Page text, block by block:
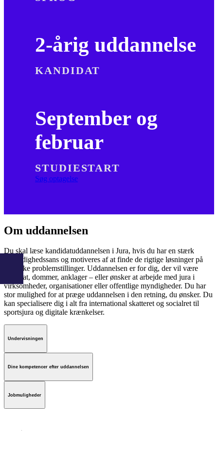
2-årig uddannelse
KANDIDAT
September og
februar
STUDIESTART
Søg optagelse
Om uddannelsen
Du skal læse kandidatuddannelsen i Jura, hvis du har en stærk
retfærdighedssans og motiveres af at finde de rigtige løsninger på
juridiske problemstillinger. Uddannelsen er for dig, der vil være
advokat, dommer, anklager – eller ønsker at arbejde med jura i
virksomheder, organisationer eller offentlige myndigheder. Du har
stor mulighed for at præge uddannelsen i den retning, du ønsker. Du
kan specialisere dig i alt fra international skatteret og socialret til
sportsjura og digitale krænkelser.
Undervisningen
Dine kompetencer efter uddannelsen
Jobmuligheder